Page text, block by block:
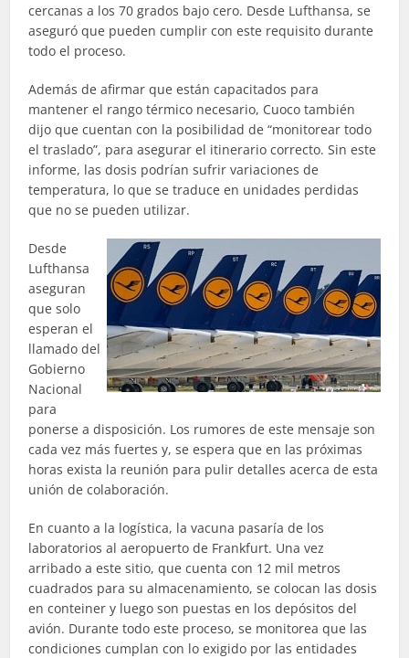
cercanas a los 70 grados bajo cero. Desde Lufthansa, se
aseguró que pueden cumplir con este requisito durante
todo el proceso.
Además de afirmar que están capacitados para
mantener el rango térmico necesario, Cuoco también
dijo que cuentan con la posibilidad de “monitorear todo
el traslado”, para asegurar el itinerario correcto. Sin este
informe, las dosis podrían sufrir variaciones de
temperatura, lo que se traduce en unidades perdidas
que no se pueden utilizar.
Desde
Lufthansa
aseguran
que solo
esperan el
llamado del
Gobierno
Nacional
para
ponerse a disposición. Los rumores de este mensaje son
cada vez más fuertes y, se espera que en las próximas
horas exista la reunión para pulir detalles acerca de esta
unión de colaboración.
En cuanto a la logística, la vacuna pasaría de los
laboratorios al aeropuerto de Frankfurt. Una vez
arribado a este sitio, que cuenta con 12 mil metros
cuadrados para su almacenamiento, se colocan las dosis
en conteiner y luego son puestas en los depósitos del
avión. Durante todo este proceso, se monitorea que las
condiciones cumplan con lo exigido por las entidades